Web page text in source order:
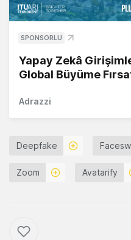
SPONSORLU
Yapay Zekâ
Global Büyüme
Adrazzi
Deepfake
Zoom Avatarify